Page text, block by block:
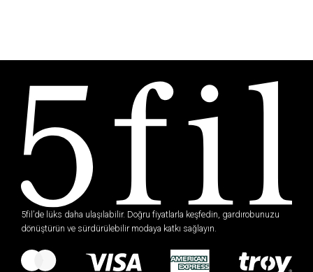
5fil’de lüks daha ulaşılabilir. Doğru fiyatlarla keşfedin, gardırobunuzu
dönüştürün ve sürdürülebilir modaya katkı sağlayın.